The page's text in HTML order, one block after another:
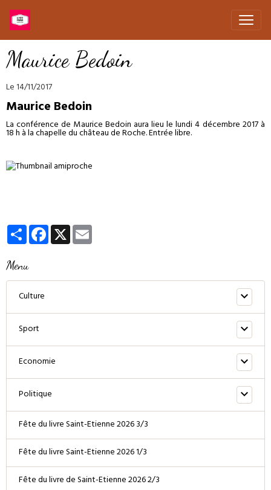
Maurice Bedoin
Le 14/11/2017
Maurice Bedoin
La conférence de Maurice Bedoin aura lieu le lundi 4 décembre 2017 à
18 h à la chapelle du château de Roche. Entrée libre.
PartagerFacebook
X
Menu
Culture
Sport
Economie
Politique
Fête du livre Saint-Etienne 2026 3/3
Fête du livre Saint-Etienne 2026 1/3
Fête du livre de Saint-Etienne 2026 2/3